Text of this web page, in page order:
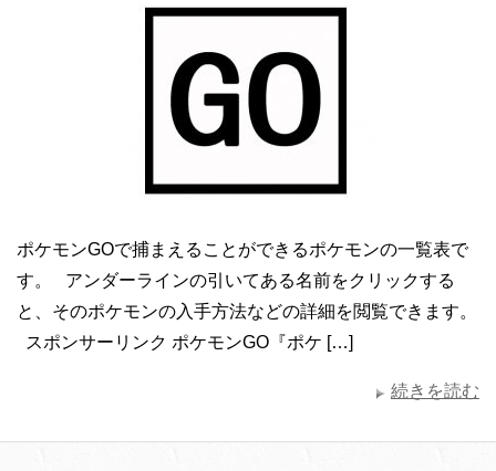
ポケモンGOで捕まえることができるポケモンの一覧表で
す。 アンダーラインの引いてある名前をクリックする
と、そのポケモンの入手方法などの詳細を閲覧できます。
スポンサーリンク ポケモンGO『ポケ […]
続きを読む